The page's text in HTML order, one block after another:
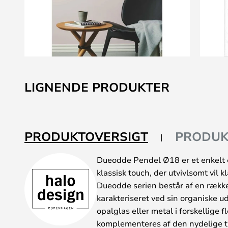
til
starten
LIGNENDE PRODUKTER
PRODUKTOVERSIGT
Dueodde Pendel Ø18 er et
klassisk touch, der utvivlsomt vil
Dueodde serien består af en
karakteriseret ved sin organiske
opalglas eller metal i forskellige
komplementeres af den